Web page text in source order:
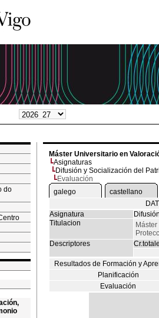
do
Máster Universitario en
Asignaturas
Difusión y Socialización del
Evaluación
galego
castellano
Asignatura
Titulacion
Descriptores
Resultados de Formación y
Planificación
Evaluación